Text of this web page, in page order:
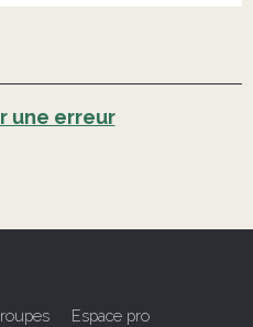
une erreur
Espace pro